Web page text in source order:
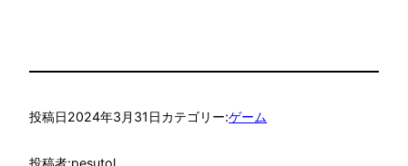
投稿日2024年3月31日カテゴリー:ゲーム
投稿者:pesutol